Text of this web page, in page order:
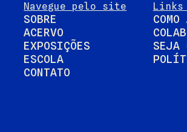
Navegue pelo site
SOBRE
ACERVO
EXPOSIÇÕES
ESCOLA
CONTATO
COMO
SEJA